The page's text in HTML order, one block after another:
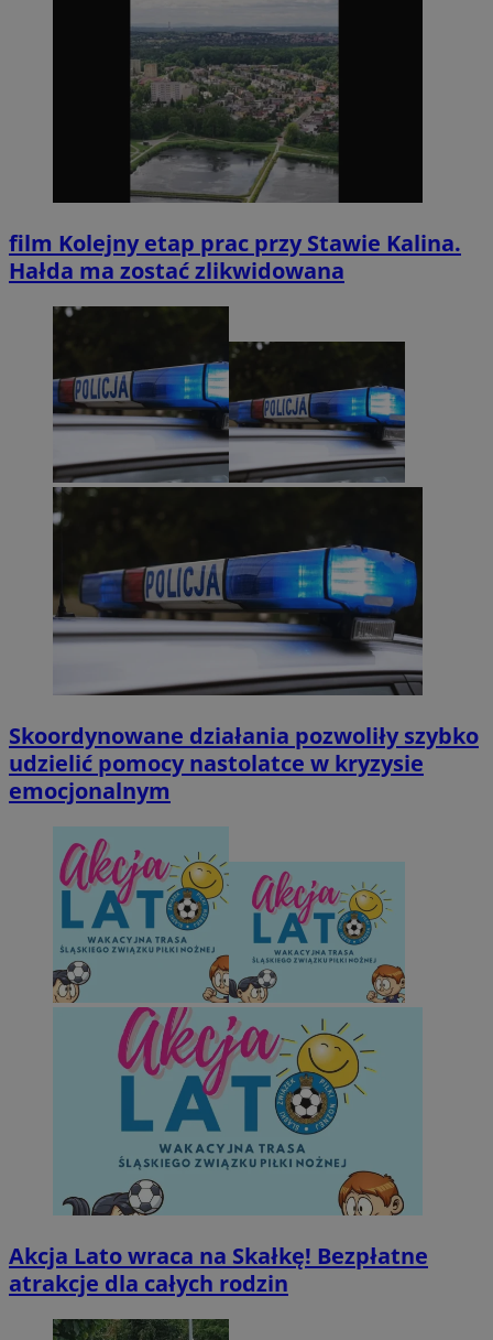
film Kolejny etap prac przy Stawie Kalina.
Hałda ma zostać zlikwidowana
Skoordynowane działania pozwoliły szybko
udzielić pomocy nastolatce w kryzysie
emocjonalnym
Akcja Lato wraca na Skałkę! Bezpłatne
atrakcje dla całych rodzin